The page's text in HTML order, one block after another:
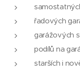
řadových
garážových
podílů na
starších i